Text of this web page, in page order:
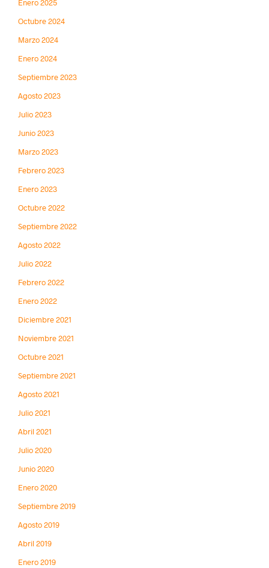
Enero 2025
Octubre 2024
Marzo 2024
Enero 2024
Septiembre 2023
Agosto 2023
Julio 2023
Junio 2023
Marzo 2023
Febrero 2023
Enero 2023
Octubre 2022
Septiembre 2022
Agosto 2022
Julio 2022
Febrero 2022
Enero 2022
Diciembre 2021
Noviembre 2021
Octubre 2021
Septiembre 2021
Agosto 2021
Julio 2021
Abril 2021
Julio 2020
Junio 2020
Enero 2020
Septiembre 2019
Agosto 2019
Abril 2019
Enero 2019